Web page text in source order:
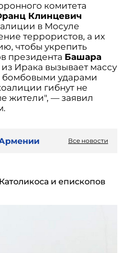
комитета
Клинцевич
в Мосуле
террористов, а их
чтобы укрепить
президента Башара
Ирака вызывает массу
ударами
гибнут не
жители", — заявил
Все новости
и епископов